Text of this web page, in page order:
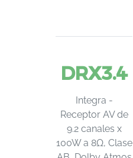
DRX3.4
Integra -
Receptor AV de
9.2 canales x
100W a 8Ω, Clase